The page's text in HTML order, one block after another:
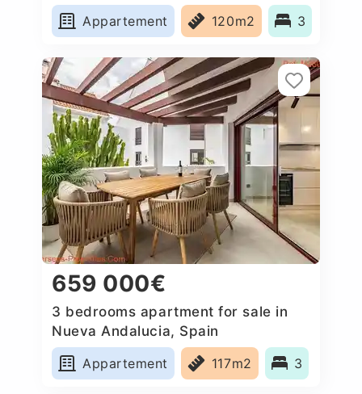
Appartement
120m2 3
659 000€
3 bedrooms apartment for sale in
Nueva Andalucia, Spain
Appartement
117m2 3